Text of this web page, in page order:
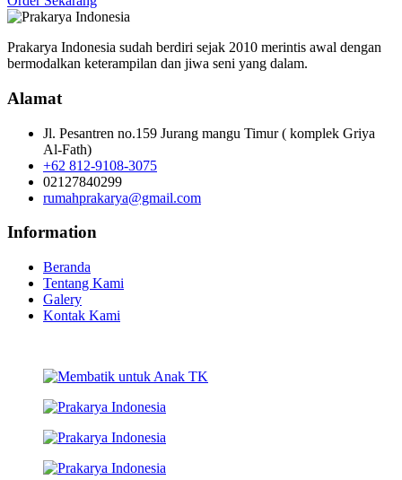
Prakarya Indonesia sudah berdiri sejak 2010 merintis awal dengan
bermodalkan keterampilan dan jiwa seni yang dalam.
Alamat
Jl. Pesantren no.159 Jurang mangu Timur ( komplek Griya
Al-Fath)
+62 812-9108-3075
02127840299
rumahprakarya@gmail.com
Information
Beranda
Tentang Kami
Galery
Kontak Kami